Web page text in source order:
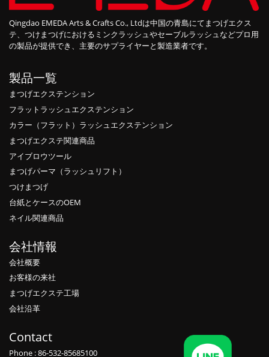
Qingdao EMEDA Arts & Crafts Co., Ltdは中国の青島にてまつげエクス
テ、つけまつげにおけるミンクラッシュやセーブルラッシュなどプロ用
の製品が提供でき、主要のサプライヤーと製造業者です。
製品一覧
まつげエクステンション
フラットラッシュエクステンション
カラー（フラット）ラッシュエクステンション
まつげエクステ関連商品
アイブロウツール
まつげパーマ（ラッシュリフト）
つけまつげ
台紙とケースのOEM
ネイル関連商品
会社情報
会社概要
お客様の来社
まつげエクステ工場
会社沿革
Contact
Phone : 86-532-85685100